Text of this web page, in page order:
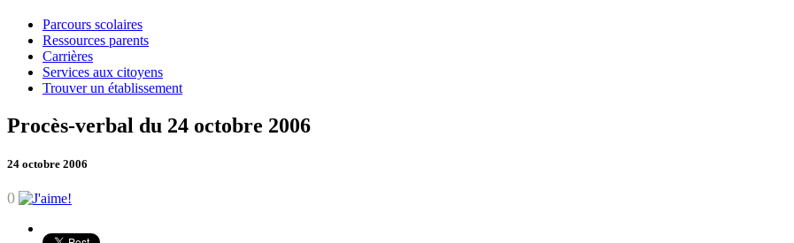
Parcours scolaires
Ressources parents
Carrières
Services aux citoyens
Trouver un établissement
Procès-verbal du 24 octobre 2006
24 octobre 2006
0